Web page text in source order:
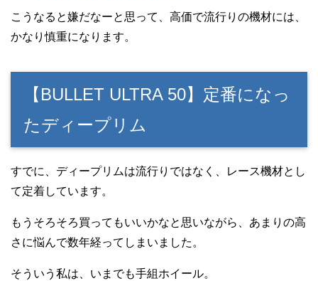
こうなると嫌だなーと思って、高価で流行りの機材には、
かなり慎重になります。
【BULLET ULTRA 50】定番になっ
たディープリム
すでに、ディープリムは流行りではなく、レース機材とし
て定着しています。
もうそろそろ買ってもいいかなと思いながら、あまりの高
さに悩んで数年経ってしまいました。
そういう私は、いまでも手組ホイール。